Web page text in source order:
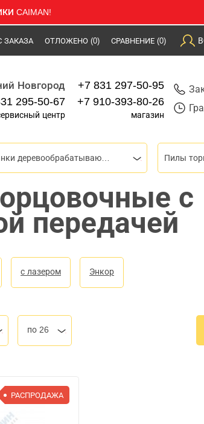
CAIMAN!
ЗАКАЗА ОТЛОЖЕНО (0) СРАВНЕНИЕ (0)
Новгород
295-50-67
центр
+7 831 297-50-95
+7 910-393-80-26
магазин
Пилы
с
передачей
с лазером Энкор
по 26
РАСПРОДАЖА